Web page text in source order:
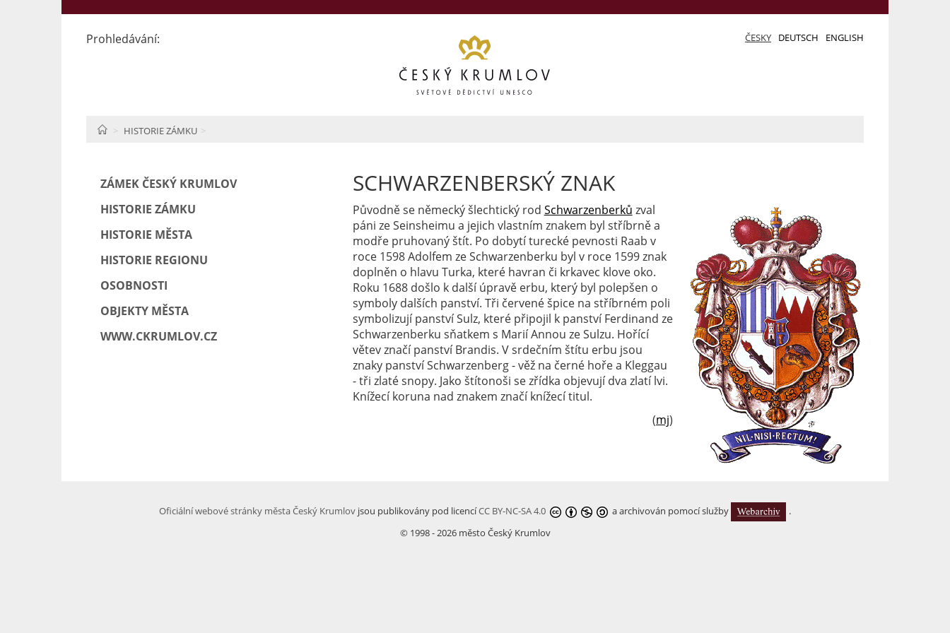
Prohledávání: ČESKY DEUTSCH ENGLISH
HOMEHISTORIE ZÁMKU
ZÁMEK ČESKÝ KRUMLOV
HISTORIE ZÁMKU
HISTORIE MĚSTA
HISTORIE REGIONU
OSOBNOSTI
OBJEKTY MĚSTA
WWW.CKRUMLOV.CZ
SCHWARZENBERSKÝ ZNAK
Původně se německý šlechtický rod Schwarzenberků zval
páni ze Seinsheimu a jejich vlastním znakem byl stříbrně a
modře pruhovaný štít. Po dobytí turecké pevnosti Raab v
roce 1598 Adolfem ze Schwarzenberku byl v roce 1599 znak
doplněn o hlavu Turka, které havran či krkavec klove oko.
Roku 1688 došlo k další úpravě erbu, který byl polepšen o
symboly dalších panství. Tři červené špice na stříbrném poli
symbolizují panství Sulz, které připojil k panství Ferdinand ze
Schwarzenberku sňatkem s Marií Annou ze Sulzu. Hořící
větev značí panství Brandis. V srdečním štítu erbu jsou
znaky panství Schwarzenberg - věž na černé hoře a Kleggau
- tři zlaté snopy. Jako štítonoši se zřídka objevují dva zlatí lvi.
Knížecí koruna nad znakem značí knížecí titul.
(mj)
Oficiální webové stránky města Český Krumlovjsou publikovány pod licencíCC BY-NC-SA 4.0 a archivován pomocí služby
.
© 1998 - 2026 město Český Krumlov